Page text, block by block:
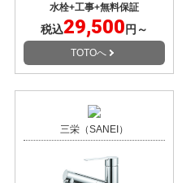
水栓+工事+無料保証
税込29,500円～
TOTOへ
三栄（SANEI）